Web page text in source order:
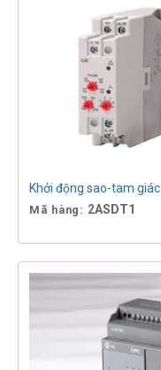
Khởi động sao-tam giác
Mã hàng: 2ASDT1